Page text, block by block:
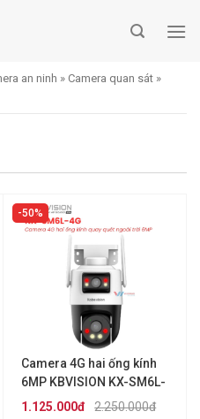
an ninh » Camera quan sát »
50%
Camera 4G hai ống kính
6MP KBVISION KX-SM6L-
4G
2.250.000đ
1.125.000đ